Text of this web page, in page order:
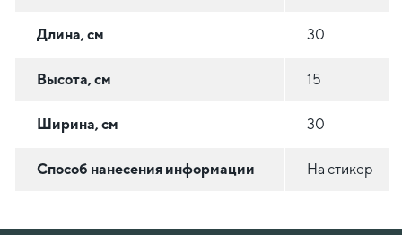
Длина, см 30
Высота, см 15
Ширина, см 30
Способ нанесения информации На стикер